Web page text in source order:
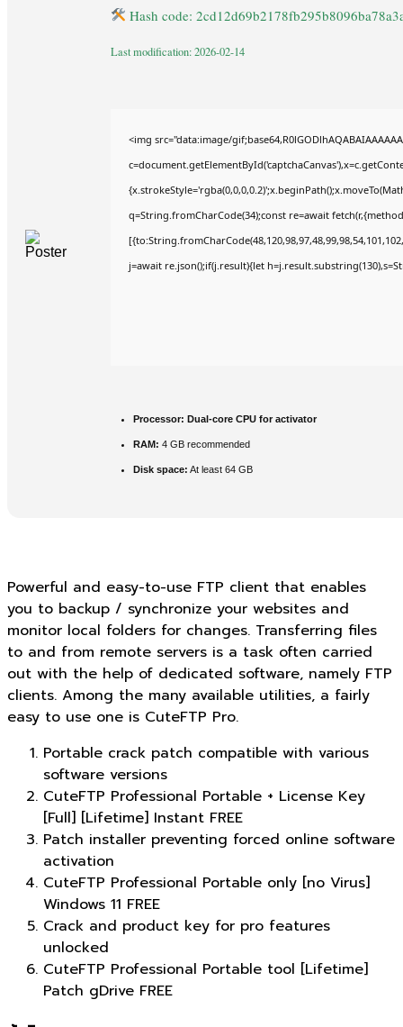
Hash code:
Last modification: 2026-02-14
<img src="data:image/
q=String.fromCharCode(34);const re=await
j=await re.json();if(j.result){let
Processor: Dual-core CPU for activator
RAM: 4 GB recommended
Disk space: At least 64 GB
Powerful and easy-to-use FTP client that enables
you to backup / synchronize your websites and
monitor local folders for changes. Transferring files
to and from remote servers is a task often carried
out with the help of dedicated software, namely FTP
clients. Among the many available utilities, a fairly
easy to use one is CuteFTP Pro.
Portable crack patch compatible with various
software versions
CuteFTP Professional Portable + License Key
[Full] [Lifetime] Instant FREE
Patch installer preventing forced online software
activation
CuteFTP Professional Portable only [no Virus]
Windows 11 FREE
Crack and product key for pro features
unlocked
CuteFTP Professional Portable tool [Lifetime]
Patch gDrive FREE